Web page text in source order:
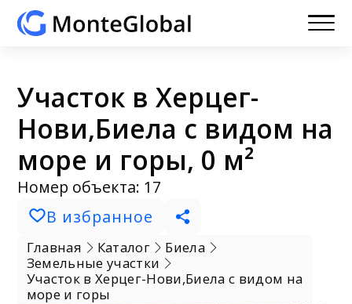
Участок в Херцег-
Нови,Биела с видом на
море и горы, 0 м²
Номер объекта: 17
В избранное
Главная Каталог
Биела
Земельные участки
Участок в Херцег-Нови,Биела с видом на
море и горы